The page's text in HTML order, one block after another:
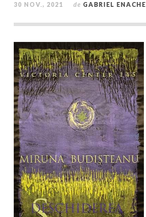
30 NOV., 2021 de GABRIEL ENACHE